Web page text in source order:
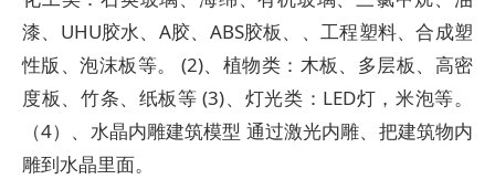
漆、UHU胶水、A胶、ABS胶板、、工程塑料、合成塑
性版、泡沫板等。 (2)、植物类：木板、多层板、高密
度板、竹条、纸板等 (3)、灯光类：LED灯，米泡等。
（4）、水晶内雕建筑模型 通过激光内雕、把建筑物内
雕到水晶里面。